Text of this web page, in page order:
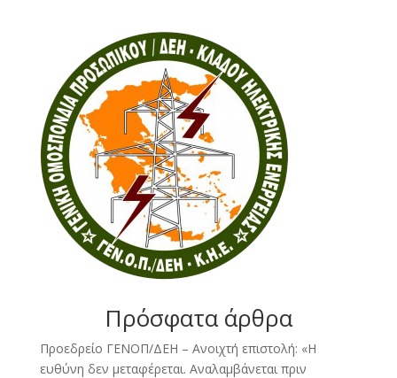
Πρόσφατα άρθρα
Προεδρείο ΓΕΝΟΠ/ΔΕΗ – Ανοιχτή επιστολή: «Η
ευθύνη δεν μεταφέρεται. Αναλαμβάνεται πριν